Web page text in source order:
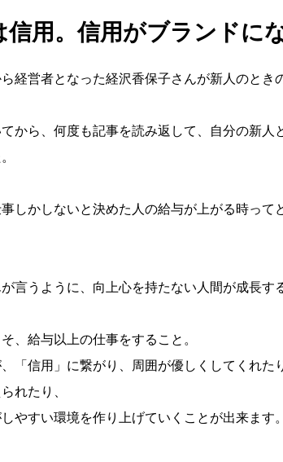
信用。信用がブランドにな
経営者となった経沢香保子さんが新人のとき
てから、何度も記事を読み返して、自分の新人
事しかしないと決めた人の給与が上がる時って
言うように、向上心を持たない人間が成長す
、給与以上の仕事をすること。
「信用」に繋がり、周囲が優しくしてくれた
れたり、
やすい環境を作り上げていくことが出来ます。